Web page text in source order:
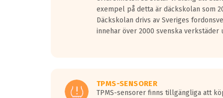
Vid körning i över 50km/h brukar
På däckmärkningen kommer det finnas en
medans de vita vågorna påvisar om det är ett tyst
Ett däck med tre svarta vågor uppnår de
exempel på detta är däckskolan som
Däckskolan drivs av Sveriges
innehar över 2000 svenska verkstäder
TPMS-SENSORER
TPMS-sensorer finns tillgängliga att